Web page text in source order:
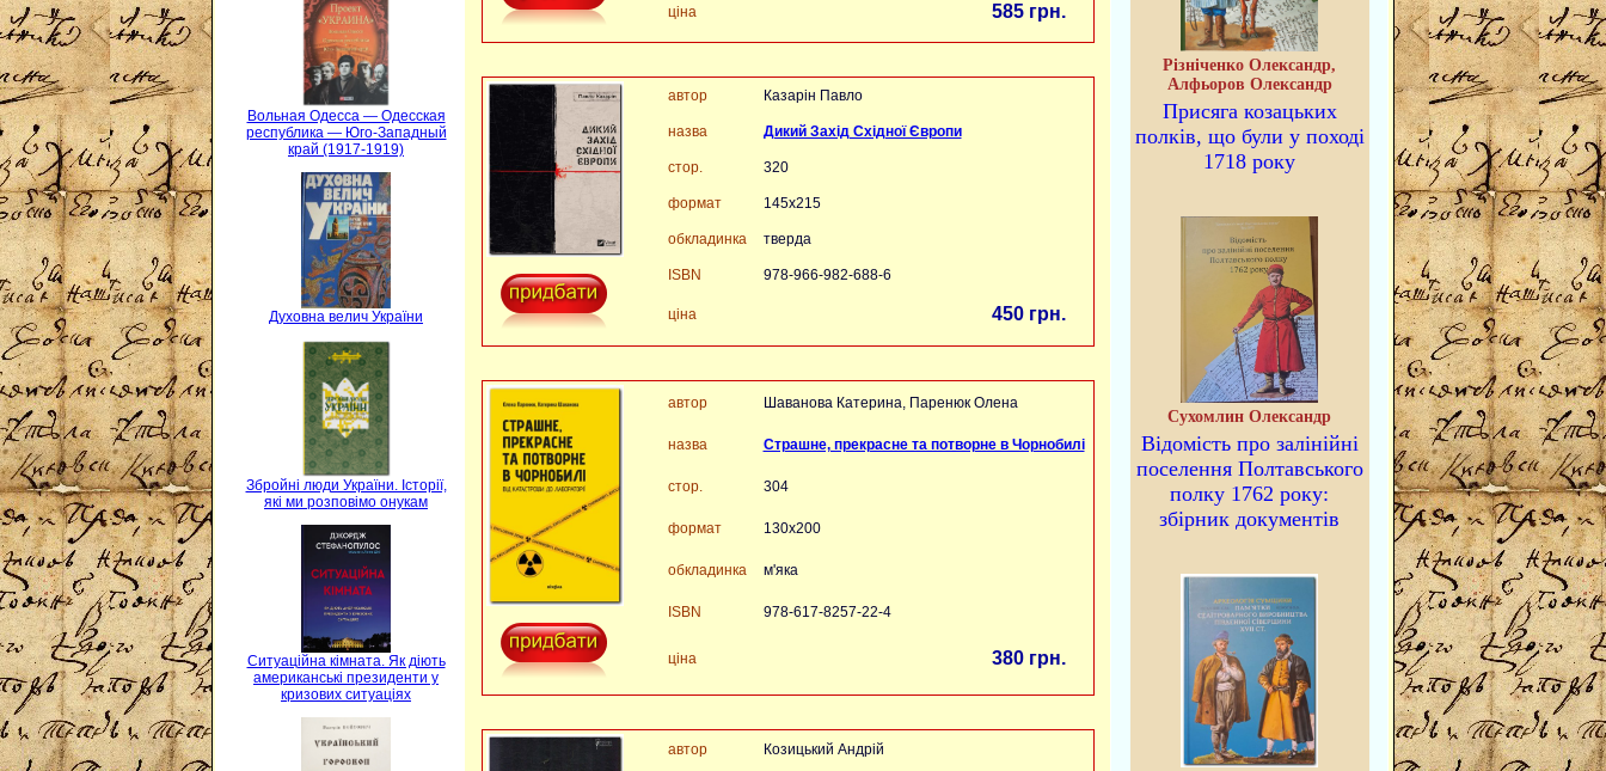
Вольная Одесса — Одесская
республика — Юго-Западный
край (1917-1919)
Духовна велич України
Збройні люди України. Історії,
які ми розповімо онукам
Ситуаційна кімната. Як діють
американські президенти у
кризових ситуаціях
ціна 585 грн.
автор Казарін Павло
назва Дикий Захід Східної Європи
стор. 320
формат 145х215
обкладинка тверда
ISBN 978-966-982-688-6
ціна 450 грн.
автор Шаванова Катерина, Паренюк Олена
назва Страшне, прекрасне та потворне в Чорнобилі
стор. 304
формат 130х200
обкладинка м'яка
ISBN 978-617-8257-22-4
ціна 380 грн.
автор Козицький Андрій
Різніченко Олександр,
Алфьоров Олександр
Присяга козацьких
полків, що були у поході
1718 року
Сухомлин Олександр
Відомість про залінійні
поселення Полтавського
полку 1762 року:
збірник документів